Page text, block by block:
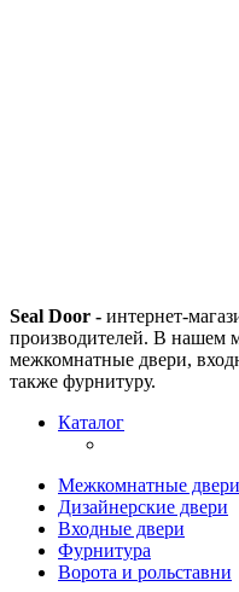
Seal Door - интернет-
производителей. В нашем
межкомнатные двери,
также фурнитуру.
Каталог
Межкомнатные двери
Дизайнерские двери
Входные двери
Фурнитура
Ворота и рольставни